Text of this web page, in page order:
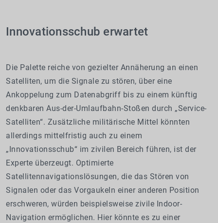
Innovationsschub erwartet
Die Palette reiche von gezielter Annäherung an einen
Satelliten, um die Signale zu stören, über eine
Ankoppelung zum Datenabgriff bis zu einem künftig
denkbaren Aus-der-Umlaufbahn-Stoßen durch „Service-
Satelliten“. Zusätzliche militärische Mittel könnten
allerdings mittelfristig auch zu einem
„Innovationsschub“ im zivilen Bereich führen, ist der
Experte überzeugt. Optimierte
Satellitennavigationslösungen, die das Stören von
Signalen oder das Vorgaukeln einer anderen Position
erschweren, würden beispielsweise zivile Indoor-
Navigation ermöglichen. Hier könnte es zu einer